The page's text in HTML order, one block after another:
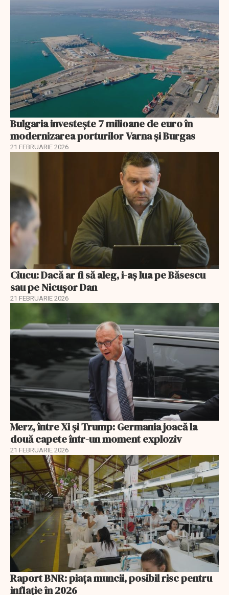
Bulgaria investește 7 milioane de euro în
modernizarea porturilor Varna și Burgas
21 FEBRUARIE 2026
Ciucu: Dacă ar fi să aleg, i-aș lua pe Băsescu
sau pe Nicușor Dan
21 FEBRUARIE 2026
Merz, între Xi și Trump: Germania joacă la
două capete într-un moment exploziv
21 FEBRUARIE 2026
Raport BNR: piața muncii, posibil risc pentru
inflație în 2026